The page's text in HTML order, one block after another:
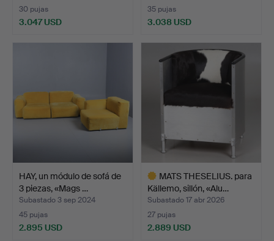
30 pujas
3.047 USD
35 pujas
3.038 USD
HAY, un módulo de sofá de
3 piezas, «Mags …
Subastado 3 sep 2024
45 pujas
2.895 USD
MATS THESELIUS. para
Källemo, sillón, «Alu…
Subastado 17 abr 2026
27 pujas
2.889 USD